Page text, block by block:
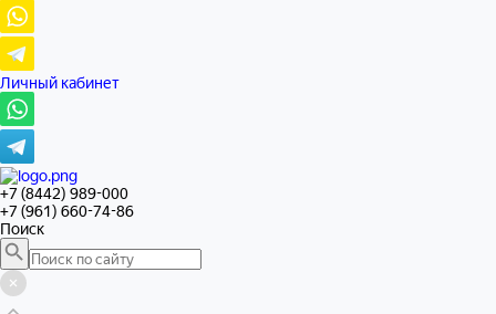
Личный кабинет
+7 (8442) 989-000
+7 (961) 660-74-86
Поиск